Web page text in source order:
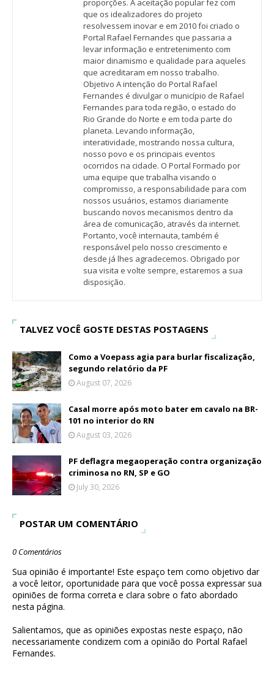
proporções. A aceitação popular fez com
que os idealizadores do projeto
resolvessem inovar e em 2010 foi criado o
Portal Rafael Fernandes que passaria a
levar informação e entretenimento com
maior dinamismo e qualidade para aqueles
que acreditaram em nosso trabalho.
Objetivo A intenção do Portal Rafael
Fernandes é divulgar o município de Rafael
Fernandes para toda região, o estado do
Rio Grande do Norte e em toda parte do
planeta. Levando informação,
interatividade, mostrando nossa cultura,
nosso povo e os principais eventos
ocorridos na cidade. O Portal Formado por
uma equipe que trabalha visando o
compromisso, a responsabilidade para com
nossos usuários, estamos diariamente
buscando novos mecanismos dentro da
área de comunicação, através da internet.
Portanto, você internauta, também é
responsável pelo nosso crescimento e
desde já lhes agradecemos. Obrigado por
sua visita e volte sempre, estaremos a sua
disposição.
TALVEZ VOCÊ GOSTE DESTAS POSTAGENS
Como a Voepass agia para burlar fiscalização,
segundo relatório da PF
August 07, 2026
Casal morre após moto bater em cavalo na BR-
101 no interior do RN
August 03, 2026
PF deflagra megaoperação contra organização
criminosa no RN, SP e GO
July 30, 2026
POSTAR UM COMENTÁRIO
0 Comentários
Sua opinião é importante! Este espaço tem como objetivo dar
a você leitor, oportunidade para que você possa expressar sua
opiniões de forma correta e clara sobre o fato abordado
nesta página.
Salientamos, que as opiniões expostas neste espaço, não
necessariamente condizem com a opinião do Portal Rafael
Fernandes.